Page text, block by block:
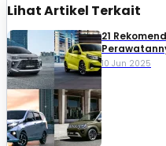
Lihat Artikel Terkait
21
10 Jun 2025